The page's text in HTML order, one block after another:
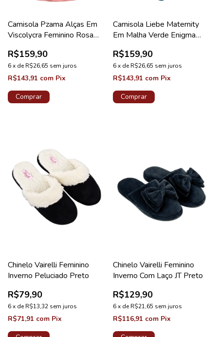
Camisola Pzama Alças Em
Viscolycra Feminino Rosa
R$159,90
6x deR$26,65 sem juros
R$143,91 com Pix
Comprar
Camisola Liebe Maternity
Em Malha Verde Enigma
R$159,90
6x deR$26,65 sem juros
R$143,91 com Pix
Comprar
Chinelo Vairelli Feminino
Inverno Peluciado Preto
R$79,90
6x deR$13,32 sem juros
R$71,91 com Pix
Chinelo Vairelli Feminino
Inverno Com Laço JT Preto
R$129,90
6x deR$21,65 sem juros
R$116,91 com Pix